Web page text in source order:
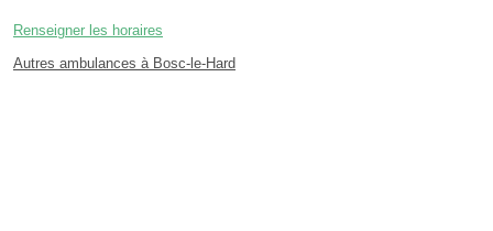
Renseigner les horaires
Autres ambulances à Bosc-le-Hard